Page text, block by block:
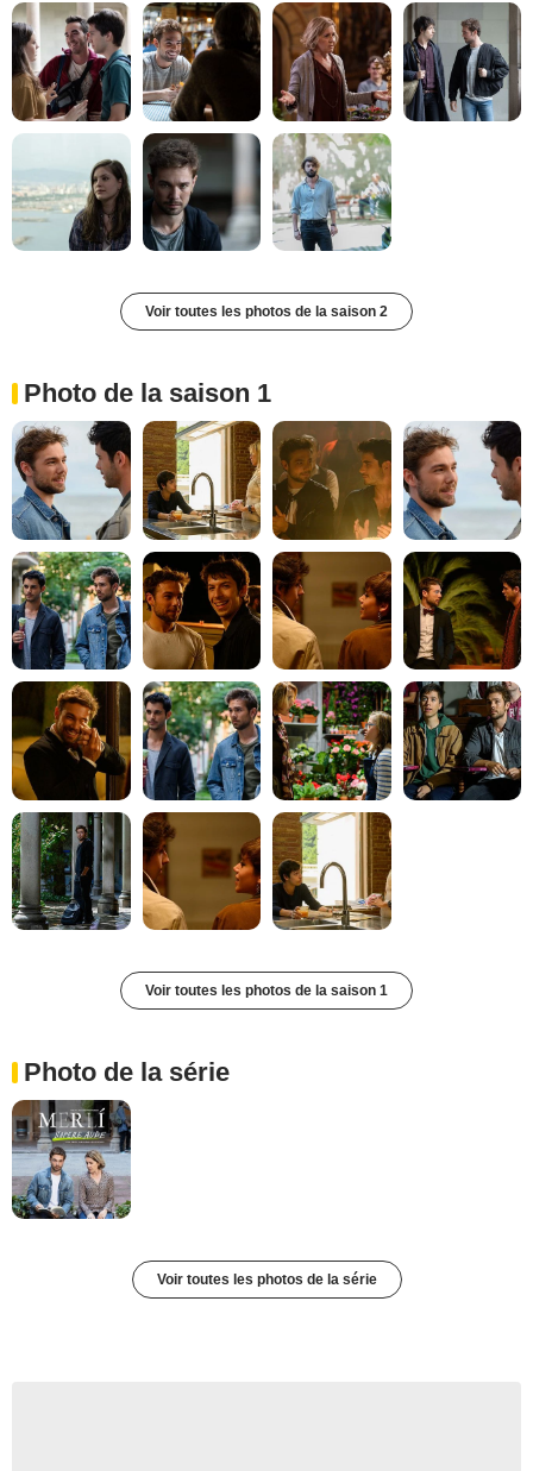
Voir toutes les photos de la saison 2
Photo de la saison 1
Voir toutes les photos de la saison 1
Photo de la série
Voir toutes les photos de la série